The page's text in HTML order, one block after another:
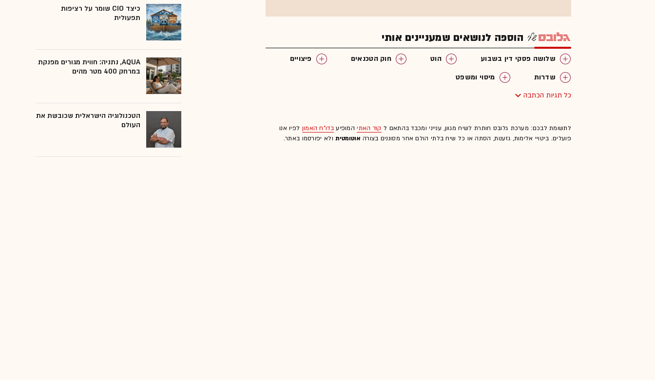
הוספה לנושאים שמעניינים אותי
שלושה פסקי דין בשבוע הוט חוק הטכנאים
פיצויים
שדרות
מיסוי ומשפט
כל תגיות הכתבה
לתשומת לבכם: מערכת גלובס חותרת לשיח מגוון, ענייני ומכבד בהתאם ל קוד האתיהמופיעבדו"ח האמון לפיו אנו
פועלים. ביטויי אלימות, גזענות, הסתה או כל שיח בלתי הולם אחר מסוננים בצורה אוטומטיתולא יפורסמו באתר.
כיצד CIO שומר על רציפות
תפעולית
AQUA, נתניה: חווית מגורים מפנקת
במרחק 400 מטר מהים
הטכנולוגיה הישראלית שכובשת את
העולם